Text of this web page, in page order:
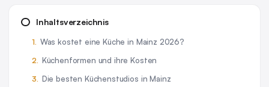
Inhaltsverzeichnis
Was kostet eine Küche in Mainz 2026?
Küchenformen und ihre Kosten
Die besten Küchenstudios in Mainz